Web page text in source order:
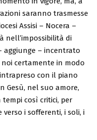
saranno trasmesse
Assisi – Nocera –
nell’impossibilità di
aggiunge – incentrato
certamente in modo
con il piano
Gesù, nel suo amore,
tempi così critici, per
i sofferenti, i soli, i